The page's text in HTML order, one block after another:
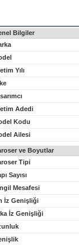
Bilgiler
Yılı
Adedi
Kodu
Ailesi
ve Boyutlar
Tipi
Sayısı
Mesafesi
İz Genişliği
İz Genişliği